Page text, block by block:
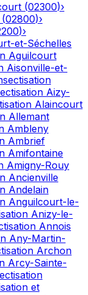
(02300)›
(02800)›
)›
et-Séchelles
Aguilcourt
Aisonville-et-
Aizy-
Alaincourt
Allemant
Ambleny
Ambrief
Amifontaine
Amigny-Rouy
Ancienville
Andelain
Anguilcourt-le-
Anizy-le-
Annois
Any-Martin-
Archon
Arcy-Sainte-
et